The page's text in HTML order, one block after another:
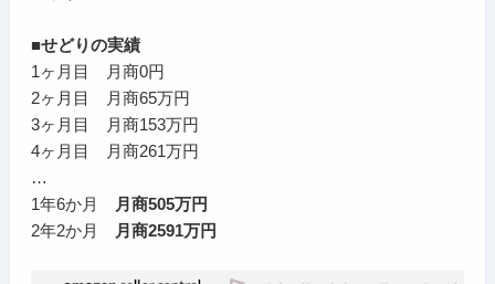
■せどりの実績
1ヶ月目 月商0円
2ヶ月目 月商65万円
3ヶ月目 月商153万円
4ヶ月目 月商261万円
…
1年6か月
月商505万円
2年2か月
月商2591万円